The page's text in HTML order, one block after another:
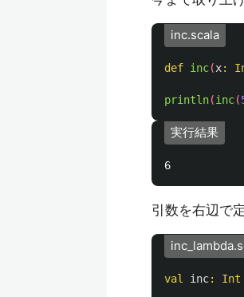
inc.scala
def inc(x:
println(inc(
実行結果
引数を右辺で
val inc: Int